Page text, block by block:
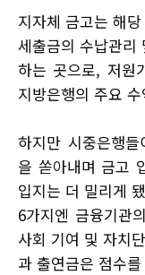
지자체 금고는 해
세출금의 수납관리
하는 곳으로, 저원
지방은행의 주요
하지만 시중은행
을 쏟아내며 금고
입지는 더 밀리게
6가지엔 금융기관
사회 기여 및 자치
과 출연금은 점수